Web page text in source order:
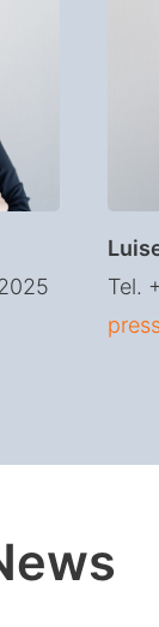
Tel.